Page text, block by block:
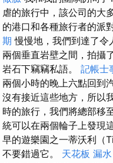
虐的旅行中，該公司的大
的港口和各種旅行者的派
期 慢慢地，我們到達了令
兩個垂直岩壁之間，拍攝
岩石下竊竊私語。 記帳士
兩個小時的晚上六點回到
沒有接近這些地方，所以
時的旅行，我們將總部移
統可以在兩個輪子上發現
早的遊樂園之一蒂沃利（
不要錯過它。 天花板 漏